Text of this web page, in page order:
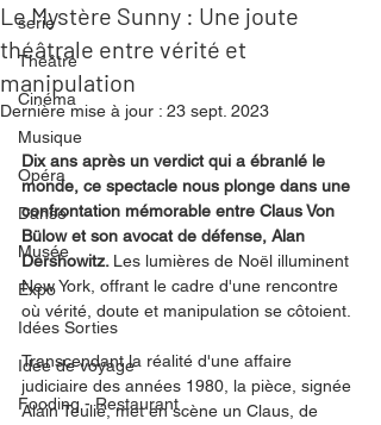
serie
Théâtre
Cinéma
Musique
Opéra
Danse
Musée
Expo
Idées Sorties
Idée de voyage
Fooding - Restaurant
Le Mystère Sunny : Une joute
théâtrale entre vérité et
manipulation
Dernière mise à jour : 23 sept. 2023
Dix ans après un verdict qui a ébranlé le
monde, ce spectacle nous plonge dans une
confrontation mémorable entre Claus Von
Bülow et son avocat de défense, Alan
Dershowitz. Les lumières de Noël illuminent
New York, offrant le cadre d'une rencontre
où vérité, doute et manipulation se côtoient.
Transcendant la réalité d'une affaire
judiciaire des années 1980, la pièce, signée
Alain Teulié, met en scène un Claus, de